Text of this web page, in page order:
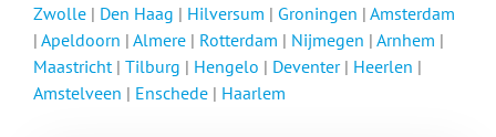
Zwolle | Den Haag | Hilversum | Groningen | Amsterdam
| Apeldoorn | Almere | Rotterdam | Nijmegen | Arnhem |
Maastricht | Tilburg | Hengelo | Deventer| Heerlen |
Amstelveen | Enschede | Haarlem